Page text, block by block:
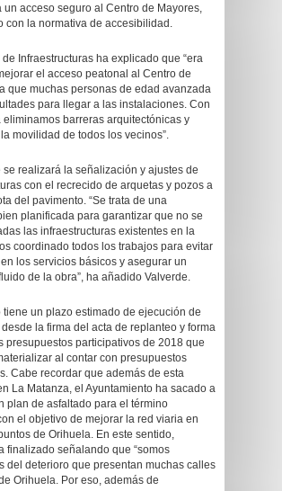
un acceso seguro al Centro de Mayores,
con la normativa de accesibilidad.
de Infraestructuras ha explicado que “era
el acceso peatonal al Centro de
que muchas personas de edad avanzada
para llegar a las instalaciones. Con
eliminamos barreras arquitectónicas y
movilidad de todos los vecinos”.
se realizará la señalización y ajustes de
con el recrecido de arquetas y pozos a
del pavimento. “Se trata de una
planificada para garantizar que no se
las infraestructuras existentes en la
coordinado todos los trabajos para evitar
los servicios básicos y asegurar un
de la obra”, ha añadido Valverde.
tiene un plazo estimado de ejecución de
la firma del acta de replanteo y forma
presupuestos participativos de 2018 que
al contar con presupuestos
Cabe recordar que además de esta
La Matanza, el Ayuntamiento ha sacado a
plan de asfaltado para el término
el objetivo de mejorar la red viaria en
de Orihuela. En este sentido,
finalizado señalando que “somos
del deterioro que presentan muchas calles
Orihuela. Por eso, además de